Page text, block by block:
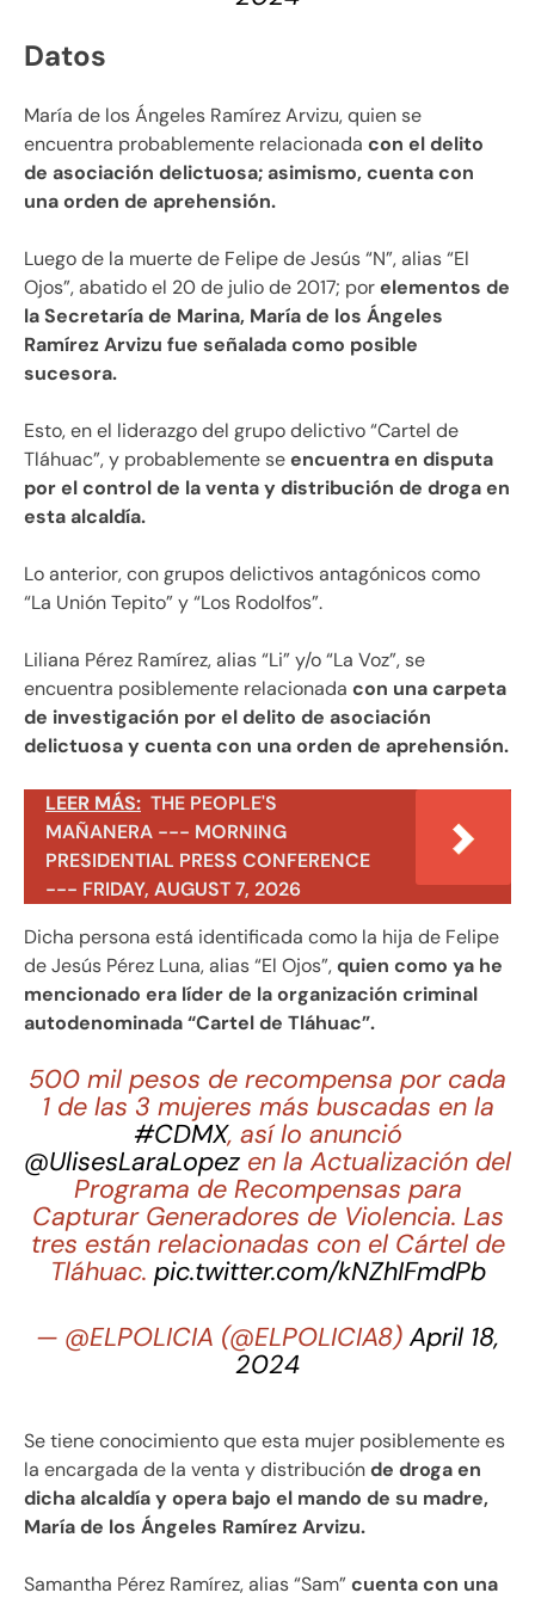
Datos
María de los Ángeles Ramírez Arvizu, quien se
encuentra probablemente relacionada con el delito
de asociación delictuosa; asimismo, cuenta con
una orden de aprehensión.
Luego de la muerte de Felipe de Jesús “N”, alias “El
Ojos”, abatido el 20 de julio de 2017; porelementos de
la Secretaría de Marina, María de los Ángeles
Ramírez Arvizu fue señalada como posible
sucesora.
Esto, en el liderazgo del grupo delictivo “Cartel de
Tláhuac”, y probablemente seencuentra en disputa
por el control de la venta y distribución de droga en
esta alcaldía.
Lo anterior, con grupos delictivos antagónicos como
“La Unión Tepito” y “Los Rodolfos”.
Liliana Pérez Ramírez, alias “Li” y/o “La Voz”, se
encuentra posiblemente relacionada con una carpeta
de investigación por el delito de asociación
delictuosa y cuenta con una orden de aprehensión.
LEER MÁS: THE PEOPLE'S
MAÑANERA --- MORNING
PRESIDENTIAL PRESS CONFERENCE
--- FRIDAY, AUGUST 7, 2026
Dicha persona está identificada como la hija de Felipe
de Jesús Pérez Luna, alias “El Ojos”,quien como ya he
mencionado era líder de la organización criminal
autodenominada “Cartel de Tláhuac”.
500 mil pesos de recompensa por cada
1 de las 3 mujeres más buscadas en la
#CDMX, así lo anunció
@UlisesLaraLopez en la Actualización del
Programa de Recompensas para
Capturar Generadores de Violencia. Las
tres están relacionadas con el Cártel de
Tláhuac. pic.twitter.com/kNZhIFmdPb
— @ELPOLICIA (@ELPOLICIA8) April 18,
2024
Se tiene conocimiento que esta mujer posiblemente es
la encargada de la venta y distribuciónde droga en
dicha alcaldía y opera bajo el mando de su madre,
María de los Ángeles Ramírez Arvizu.
Samantha Pérez Ramírez, alias “Sam” cuenta con una